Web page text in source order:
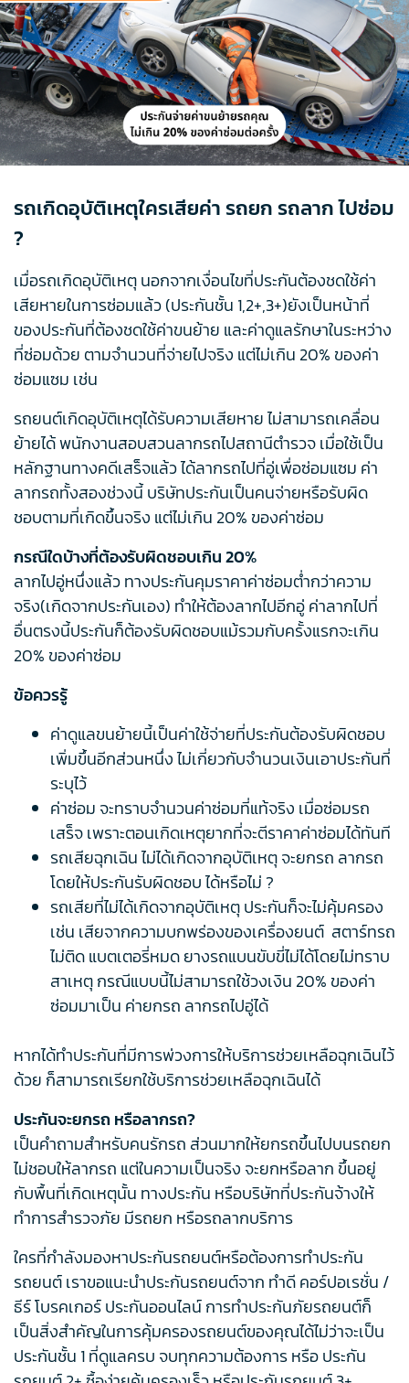
รถเกิดอุบัติเหตุใครเสียค่า รถยก รถลาก ไปซ่อม
?
เมื่อรถเกิดอุบัติเหตุ นอกจากเงื่อนไขที่ประกันต้องชดใช้ค่า
เสียหายในการซ่อมแล้ว (ประกันชั้น 1,2+,3+)ยังเป็นหน้าที่
ของประกันที่ต้องชดใช้ค่าขนย้าย และค่าดูแลรักษาในระหว่าง
ที่ซ่อมด้วย ตามจำนวนที่จ่ายไปจริง แต่ไม่เกิน 20% ของค่า
ซ่อมแซม เช่น
รถยนต์เกิดอุบัติเหตุได้รับความเสียหาย ไม่สามารถเคลื่อน
ย้ายได้ พนักงานสอบสวนลากรถไปสถานีตำรวจ เมื่อใช้เป็น
หลักฐานทางคดีเสร็จแล้ว ได้ลากรถไปที่อู่เพื่อซ่อมแซม ค่า
ลากรถทั้งสองช่วงนี้ บริษัทประกันเป็นคนจ่ายหรือรับผิด
ชอบตามที่เกิดขึ้นจริง แต่ไม่เกิน 20% ของค่าซ่อม
กรณีใดบ้างที่ต้องรับผิดชอบเกิน 20%
ลากไปอู่หนึ่งแล้ว ทางประกันคุมราคาค่าซ่อมต่ำกว่าความ
จริง(เกิดจากประกันเอง) ทำให้ต้องลากไปอีกอู่ ค่าลากไปที่
อื่นตรงนี้ประกันก็ต้องรับผิดชอบแม้รวมกับครั้งแรกจะเกิน
20% ของค่าซ่อม
ข้อควรรู้
ค่าดูแลขนย้ายนี้เป็นค่าใช้จ่ายที่ประกันต้องรับผิดชอบ
เพิ่มขึ้นอีกส่วนหนึ่ง ไม่เกี่ยวกับจำนวนเงินเอาประกันที่
ระบุไว้
ค่าซ่อม จะทราบจำนวนค่าซ่อมที่แท้จริง เมื่อซ่อมรถ
เสร็จ เพราะตอนเกิดเหตุยากที่จะตีราคาค่าซ่อมได้ทันที
รถเสียฉุกเฉิน ไม่ได้เกิดจากอุบัติเหตุ จะยกรถ ลากรถ
โดยให้ประกันรับผิดชอบ ได้หรือไม่ ?
รถเสียที่ไม่ได้เกิดจากอุบัติเหตุ ประกันก็จะไม่คุ้มครอง
เช่น เสียจากความบกพร่องของเครื่องยนต์ สตาร์ทรถ
ไม่ติด แบตเตอรี่หมด ยางรถแบนขับขี่ไม่ได้โดยไม่ทราบ
สาเหตุ กรณีแบบนี้ไม่สามารถใช้วงเงิน 20% ของค่า
ซ่อมมาเป็น ค่ายกรถ ลากรถไปอู่ได้
หากได้ทำประกันที่มีการพ่วงการให้บริการช่วยเหลือฉุกเฉินไว้
ด้วย ก็สามารถเรียกใช้บริการช่วยเหลือฉุกเฉินได้
ประกันจะยกรถ หรือลากรถ?
เป็นคำถามสำหรับคนรักรถ ส่วนมากให้ยกรถขึ้นไปบนรถยก
ไม่ชอบให้ลากรถ แต่ในความเป็นจริง จะยกหรือลาก ขึ้นอยู่
กับพื้นที่เกิดเหตุนั้น ทางประกัน หรือบริษัทที่ประกันจ้างให้
ทำการสำรวจภัย มีรถยก หรือรถลากบริการ
ใครที่กำลังมองหาประกันรถยนต์หรือต้องการทำประกัน
รถยนต์ เราขอแนะนำประกันรถยนต์จาก ทำดี คอร์ปอเรชั่น /
ธีร์ โบรคเกอร์ ประกันออนไลน์ การทำประกันภัยรถยนต์ก็
เป็นสิ่งสำคัญในการคุ้มครองรถยนต์ของคุณได้ไม่ว่าจะเป็น
ประกันชั้น 1 ที่ดูแลครบ จบทุกความต้องการ หรือ ประกัน